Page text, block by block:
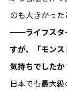
のも大きかった
━━ライフス
すが、「モン
気持ちでしたか
日本でも最大